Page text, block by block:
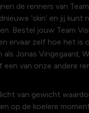
de renners van
‘skin’ en jij kunt
Bestel jouw Team
ervaar zelf hoe het is
als Jonas Vingegaard,
een van onze andere
van gewicht
op de koelere